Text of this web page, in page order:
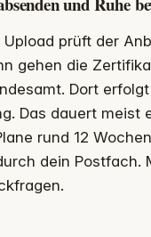
Upload prüft der
gehen die
Dort
Das dauert meist
rund 12
dein Postfach.